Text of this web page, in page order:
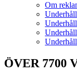
Om
ÖVER 7700